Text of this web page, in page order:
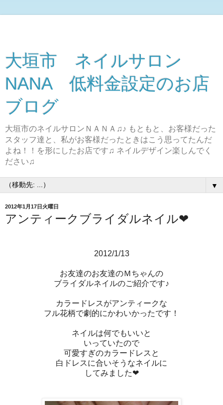
大垣市 ネイルサロン
NANA 低料金設定のお店
ブログ
大垣市のネイルサロンＮＡＮＡ♫♪ もともと、お客様だった
スタッフ達と、私がお客様だったときはこう思ってたんだ
よね！！を形にしたお店です♫ ネイルデザイン楽しんでく
ださい♫
▼
2012年1月17日火曜日
アンティークブライダルネイル❤
2012/1/13
お友達のお友達のＭちゃんの
ブライダルネイルのご紹介です♪
カラードレスがアンティークな
フル花柄で劇的にかわいかったです！
ネイルは何でもいいと
いっていたので
可愛すぎのカラードレスと
白ドレスに合いそうなネイルに
してみました❤